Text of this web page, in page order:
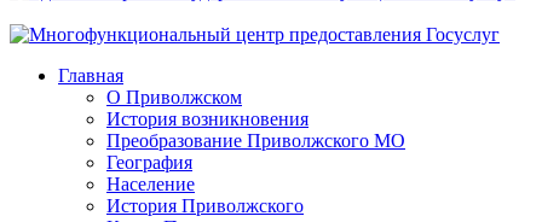
Главная
О Приволжском
История возникновения
Преобразование Приволжского МО
География
Население
История Приволжского